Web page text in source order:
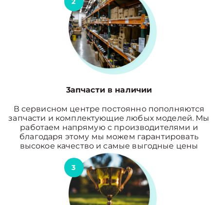
3апчасти в наличии
В сервисном центре постоянно пополняются
запчасти и комплектующие любых моделей. Мы
работаем напрямую с производителями и
благодаря этому мы можем гарантировать
высокое качество и самые выгодные цены
3